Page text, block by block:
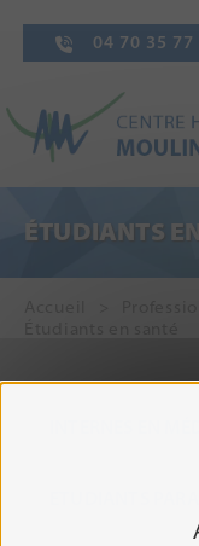
04 70 35 77
ÉTUDIANTS
INTERNES EN
ETUDIANTS